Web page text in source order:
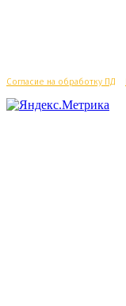
Согласие на обработку ПД